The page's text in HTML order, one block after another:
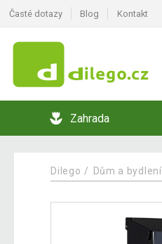
Časté dotazy Blog Kontakt
Zahrada
Dilego Dům a bydlení